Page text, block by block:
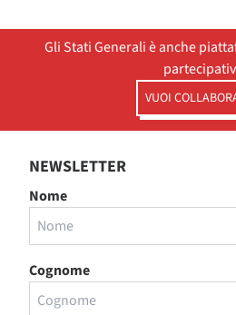
Gli Stati Generali è anche
VUOI
NEWSLETTER
Nome
Cognome